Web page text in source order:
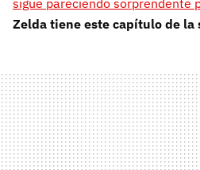
sigue pareciendo sorprendente
Zelda tiene este capítulo de la